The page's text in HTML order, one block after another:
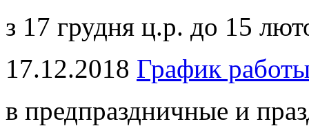
з 17 грудня ц.р. до 15
17.12.2018 График
в предпраздничные и